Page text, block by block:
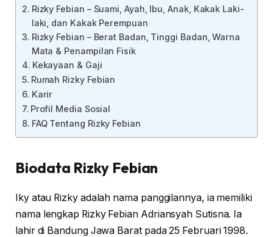
Rizky Febian – Suami, Ayah, Ibu, Anak, Kakak Laki-
laki, dan Kakak Perempuan
Rizky Febian – Berat Badan, Tinggi Badan, Warna
Mata & Penampilan Fisik
Kekayaan & Gaji
Rumah Rizky Febian
Karir
Profil Media Sosial
FAQ Tentang Rizky Febian
Biodata Rizky Febian
Iky atau Rizky adalah nama panggilannya, ia memiliki
nama lengkap Rizky Febian Adriansyah Sutisna. Ia
lahir di Bandung Jawa Barat pada 25 Februari 1998.